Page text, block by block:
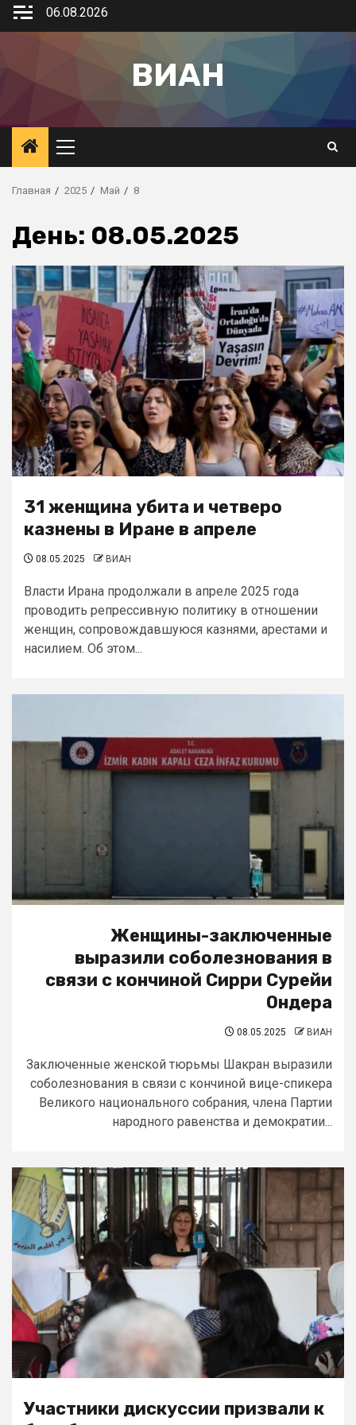
06.08.2026
ВИАН
Главная 2025 Май 8
День: 08.05.2025
31 женщина убита и четверо
казнены в Иране в апреле
08.05.2025 ВИАН
Власти Ирана продолжали в апреле 2025 года
проводить репрессивную политику в отношении
женщин, сопровождавшуюся казнями, арестами и
насилием. Об этом...
Женщины-заключенные
выразили соболезнования в
связи с кончиной Сирри Сурейи
Ондера
08.05.2025 ВИАН
Заключенные женской тюрьмы Шакран выразили
соболезнования в связи с кончиной вице-спикера
Великого национального собрания, члена Партии
народного равенства и демократии...
Участники дискуссии призвали к